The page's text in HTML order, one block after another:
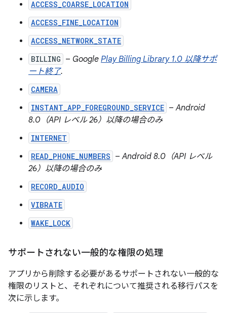
ACCESS_COARSE_LOCATION
ACCESS_FINE_LOCATION
ACCESS_NETWORK_STATE
BILLING – Google Play Billing Library 1.0 以降サポ
ート終了.
CAMERA
INSTANT_APP_FOREGROUND_SERVICE –Android
8.0（API レベル 26）以降の場合のみ
INTERNET
READ_PHONE_NUMBERS –Android 8.0（API レベル
26）以降の場合のみ
RECORD_AUDIO
VIBRATE
WAKE_LOCK
サポートされない一般的な権限の処理
アプリから削除する必要があるサポートされない一般的な
権限のリストと、それぞれについて推奨される移行パスを
次に示します。